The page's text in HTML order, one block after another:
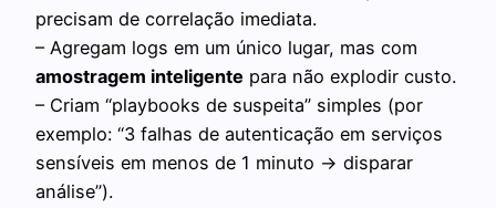
precisam de correlação imediata.
– Agregam logs em um único lugar, mas com
amostragem inteligente para não explodir custo.
– Criam “playbooks de suspeita” simples (por
exemplo: “3 falhas de autenticação em serviços
sensíveis em menos de 1 minuto → disparar
análise”).